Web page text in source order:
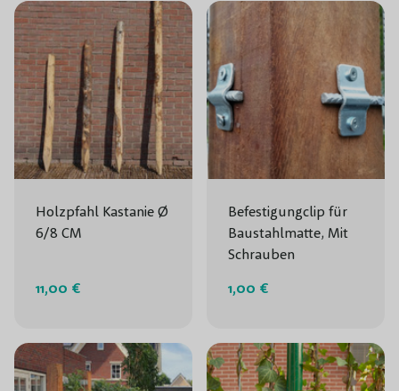
Holzpfahl Kastanie Ø
6/8 CM
11,00 €
Befestigungclip für
Baustahlmatte, Mit
Schrauben
1,00 €